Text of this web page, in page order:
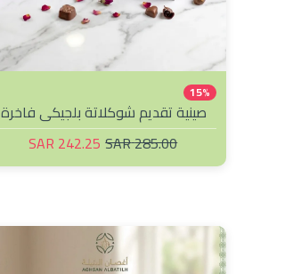
15%
صينية تقديم شوكلاتة بلجيكي فاخرة
418
285.00 SAR
242.25 SAR